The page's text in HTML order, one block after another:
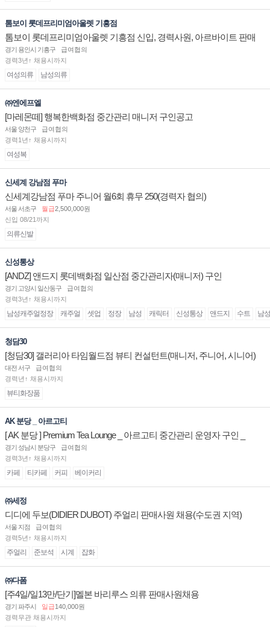
톰보이 롯데프리미엄아울렛 기흥점
톰보이 롯데프리미엄아울렛 기흥점 신입, 경력사원, 아르바이트 판매
직 구인합니다.
경기 용인시 기흥구
급여협의
경력3년↑ 채용시까지
여성의류 남성의류
㈜엔에프엘
[마레몬떼] 행복한백화점 중간관리 매니저 구인공고
서울 양천구
급여협의
경력1년↑ 채용시까지
여성복
신세계 강남점 푸마
신세계강남점 푸마 주니어 월6회 휴무 250(경력자 협의)
서울 서초구 월급2,500,000원
신입 08/21까지
의류신발
신성통상
[ANDZ] 앤드지 롯데백화점 일산점 중간관리자(매니저) 구인
경기 고양시 일산동구
급여협의
경력3년↑ 채용시까지
남성캐주얼정장 캐주얼 셋업 정장 남성 캐릭터 신성통상 앤드지 수트 남
청담30
[청담30] 갤러리아 타임월드점 뷰티 컨설턴트(매니저, 주니어, 시니어)
채용
대전 서구
급여협의
경력년↑ 채용시까지
뷰티화장품
AK 분당 _ 아르고티
[ AK 분당 ] Premium Tea Lounge _ 아르고티 중간관리 운영자 구인 _
경기 성남시 분당구
급여협의
경력3년↑ 채용시까지
카페 티카페 커피 베이커리
㈜세정
디디에 두보(DIDIER DUBOT) 주얼리 판매사원 채용(수도권 지역)
서울 지점
급여협의
경력5년↑ 채용시까지
주얼리 준보석 시계 잡화
㈜다폼
[주4일/일13만/단기]멜본 바리루스 의류 판매사원채용
경기 파주시 일급140,000원
경력무관 채용시까지